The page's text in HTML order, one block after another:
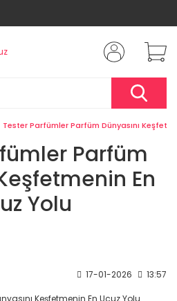
Tester Parfümler Parfüm Dünyasını
Parfüm
En
Yolu
17-01-2026 13:57